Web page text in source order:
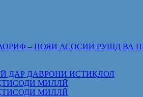
МАОРИФ – ПОЯИ АСОСИИ РУШД
ДАР ДАВРОНИ ИСТИҚЛОЛ
МИЛЛӢ
МИЛЛӢ